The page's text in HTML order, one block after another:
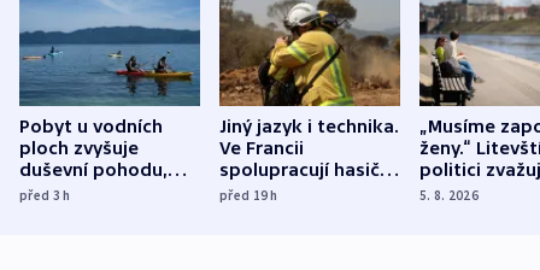
Pobyt u vodních
ploch zvyšuje
duševní pohodu,
ukázala
před 3h
Jiný jazyk i technika.
Ve Francii
spolupracují hasiči z
různých zemí
před 19h
„Musíme
ženy.“
politici
dohodu o
5. 8. 2026